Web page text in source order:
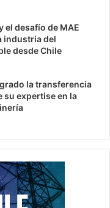
el desafío de MAE
industria del
desde Chile
la transferencia
su expertise en la